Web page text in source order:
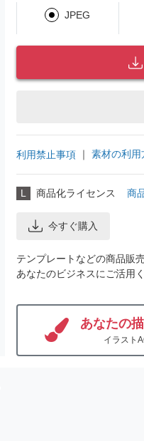
JPEG
利用禁止事項 ｜ 素材の利用
L 商品化ライセンス 商
今すぐ購入
テンプレートなどの商品販
あなたのビジネスにご活用く
あなたの
イラスト